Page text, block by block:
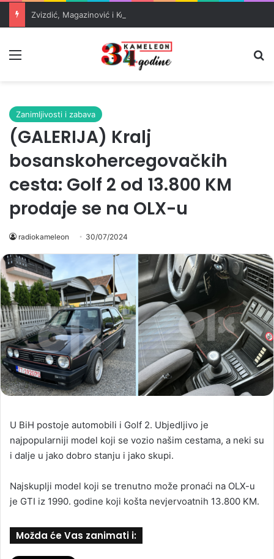
Zanimljivosti i zabava
(GALERIJA) Kralj
bosanskohercegovačkih
cesta: Golf 2 od 13.800 KM
prodaje se na OLX-u
radiokameleon 30/07/2024
U BiH postoje automobili i Golf 2. Ubjedljivo je
najpopularniji model koji se vozio našim cestama, a neki su
i dalje u jako dobro stanju i jako skupi.
Najskuplji model koji se trenutno može pronaći na OLX-u
je GTI iz 1990. godine koji košta nevjervoatnih 13.800 KM.
Možda će Vas zanimati i: